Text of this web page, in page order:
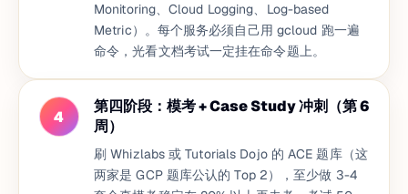
Monitoring、Cloud Logging、Log-based
Metric）。每个服务必须自己用 gcloud 跑一遍
命令，光看文档考试一定挂在命令题上。
4
第四阶段：模考 + Case Study 冲刺（第 6
周）
刷 Whizlabs 或 Tutorials Dojo 的 ACE 题库（这
两家是 GCP 题库公认的 Top 2），至少做 3-4